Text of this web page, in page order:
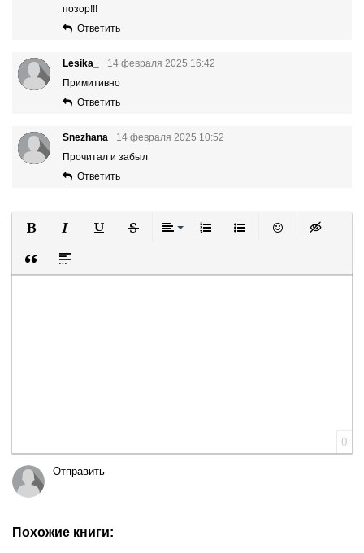
позор!!!
Ответить
Lesika_
14 февраля 2025 16:42
Примитивно
Ответить
Snezhana
14 февраля 2025 10:52
Прочитал и забыл
Ответить
Вставка цитаты
Вставка спойлера
0
Отправить
Похожие книги: